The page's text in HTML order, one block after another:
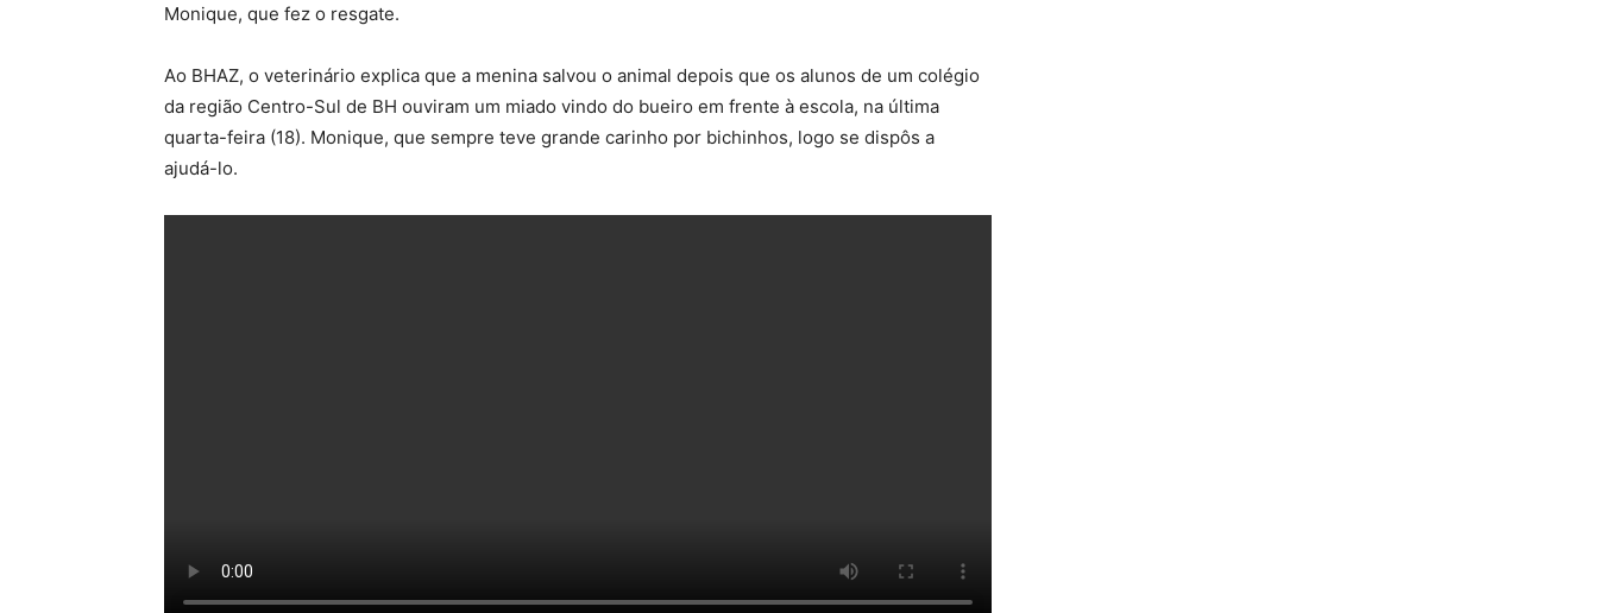
Monique, que fez o resgate.
Ao BHAZ, o veterinário explica que a menina salvou o animal depois que os alunos de um colégio
da região Centro-Sul de BH ouviram um miado vindo do bueiro em frente à escola, na última
quarta-feira (18). Monique, que sempre teve grande carinho por bichinhos, logo se dispôs a
ajudá-lo.